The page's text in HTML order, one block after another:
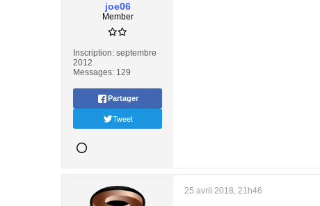
joe06
Member
Inscription: septembre
2012
Messages: 129
Partager
Tweet
25 avril 2018, 21h46